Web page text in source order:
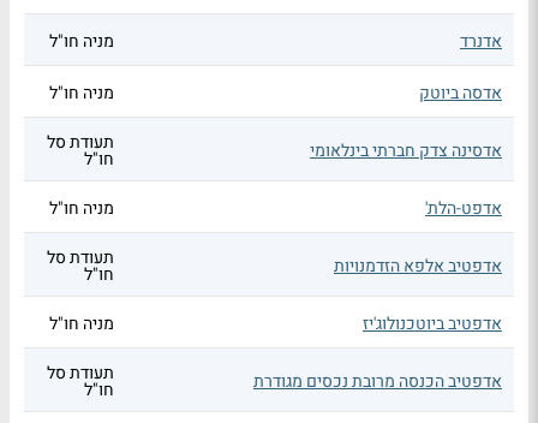
אדנרד מניה חו"ל
אדסה ביוטק מניה חו"ל
אדסינה צדק חברתי בינלאומי תעודת סל
חו"ל
אדפט-הלת'
מניה חו"ל
אדפטיב אלפא הזדמנויות תעודת סל
חו"ל
אדפטיב ביוטכנולוג'יז
מניה חו"ל
אדפטיב הכנסה מרובת נכסים מגודרת תעודת סל
חו"ל